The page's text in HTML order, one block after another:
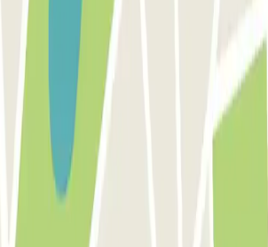
de paiement:
d'utilisation et contrat
aux cookies